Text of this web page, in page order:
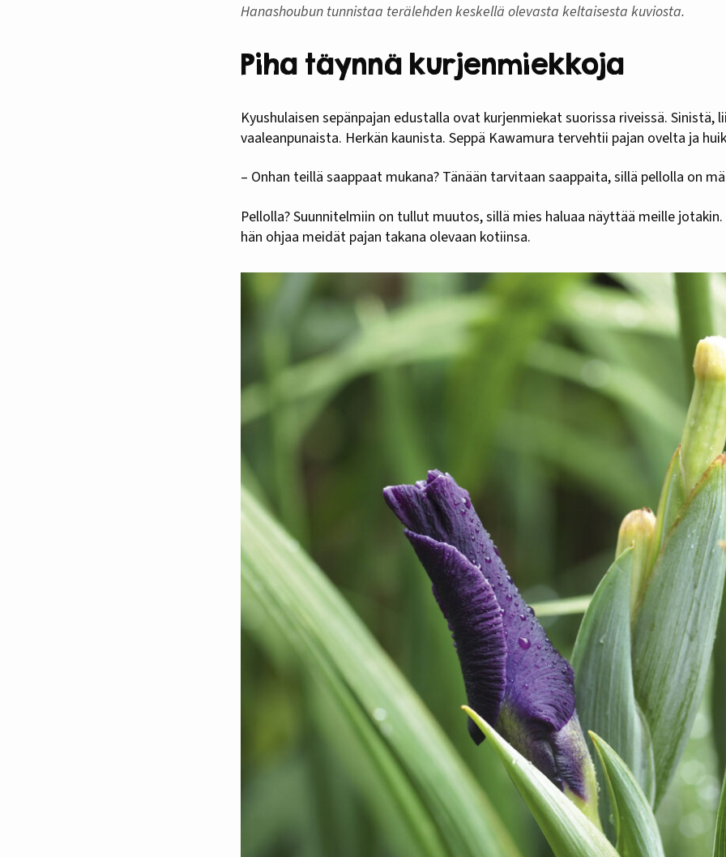
Hanashoubun tunnistaa terälehden keskellä olevasta keltaisesta kuviosta.
Piha täynnä kurjenmiekkoja
Kyushulaisen sepänpajan edustalla ovat kurjenmiekat suorissa riveissä. Sinistä,
vaaleanpunaista. Herkän kaunista. Seppä Kawamura tervehtii pajan ovelta ja
– Onhan teillä saappaat mukana? Tänään tarvitaan saappaita, sillä pellolla on
Pellolla? Suunnitelmiin on tullut muutos, sillä mies haluaa näyttää meille
hän ohjaa meidät pajan takana olevaan kotiinsa.